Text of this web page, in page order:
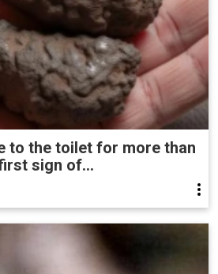
to the toilet for more than
sign of...